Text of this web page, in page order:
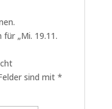
„Mi. 19.11.
sind mit *